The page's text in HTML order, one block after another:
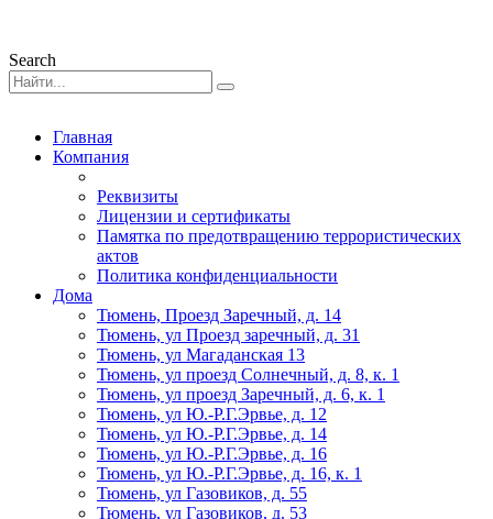
Search
Главная
Компания
Реквизиты
Лицензии и сертификаты
Памятка по предотвращению террористических
актов
Политика конфиденциальности
Дома
Тюмень, Проезд Заречный, д. 14
Тюмень, ул Проезд заречный, д. 31
Тюмень, ул Магаданская 13
Тюмень, ул проезд Солнечный, д. 8, к. 1
Тюмень, ул проезд Заречный, д. 6, к. 1
Тюмень, ул Ю.-Р.Г.Эрвье, д. 12
Тюмень, ул Ю.-Р.Г.Эрвье, д. 14
Тюмень, ул Ю.-Р.Г.Эрвье, д. 16
Тюмень, ул Ю.-Р.Г.Эрвье, д. 16, к. 1
Тюмень, ул Газовиков, д. 55
Тюмень, ул Газовиков, д. 53